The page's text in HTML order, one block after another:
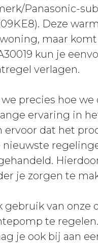
Panasonic-
Deze
maar
kun je
verlagen.
precies hoe
ervaring in
dat het
je zorgen te
van
te
je ook bij aan